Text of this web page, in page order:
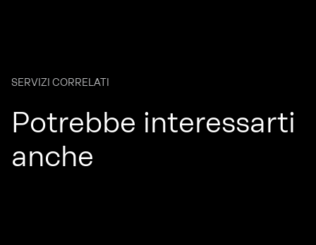
SERVIZI CORRELATI
Potrebbe interessarti
anche